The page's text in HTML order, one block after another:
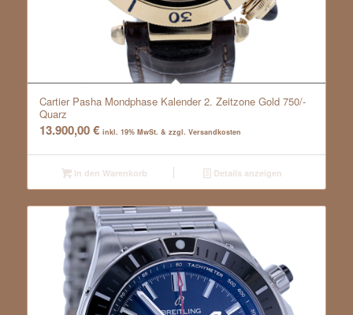
Cartier Pasha Mondphase Kalender 2. Zeitzone Gold 750/-
Quarz
13.900,00€ inkl. 19% MwSt. & zzgl. Versandkosten
In den Warenkorb Details anzeigen